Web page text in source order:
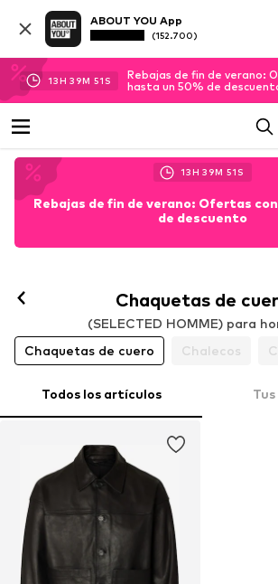
ABOUT YOU App
(152.700)
13H 39M 51 S
Rebajas de fin de verano:
hasta un 50% de
13H 39M 51 S
Rebajas de fin de verano: Ofertas
de descuento
Chaquetas de
(SELECTED HOMME) para
Chaquetas de cuero
Chalecos
Todos los artículos